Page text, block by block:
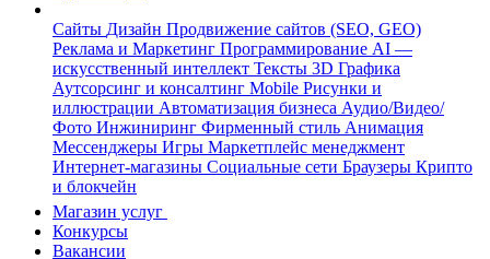
Сайты Дизайн Продвижение сайтов (SEO, GEO)
Реклама и Маркетинг Программирование AI —
искусственный интеллект Тексты 3D Графика
Аутсорсинг и консалтинг Mobile Рисунки и
иллюстрации Автоматизация бизнеса Аудио/Видео/
Фото Инжиниринг Фирменный стиль Анимация
Мессенджеры Игры Маркетплейс менеджмент
Интернет-магазины Социальные сети Браузеры Крипто
и блокчейн
Магазин услуг
Конкурсы
Вакансии